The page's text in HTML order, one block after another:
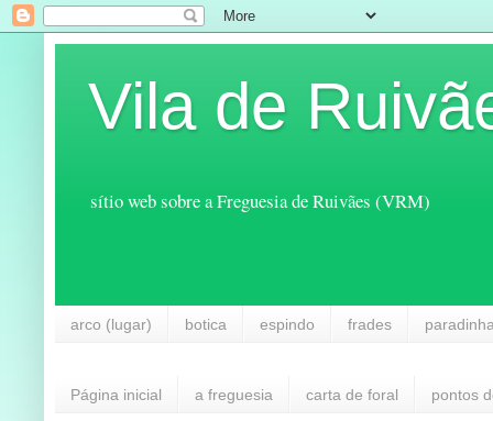
Vila de
sítio web sobre a Freguesia de Ruivães (VRM)
arco (lugar) botica espindo frades
Página inicial a freguesia carta de foral pontos